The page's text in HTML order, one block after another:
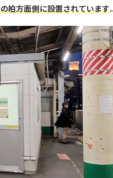
柏方面側に設置されています。